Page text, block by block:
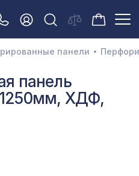
панели
панель
ХДФ,